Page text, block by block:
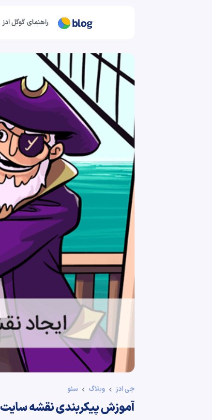
راهنمای گوگل ادز
جی ادز وبلاگ سئو
آموزش پیکربندی نقشه سایت XML در افزونه Yoast SEO